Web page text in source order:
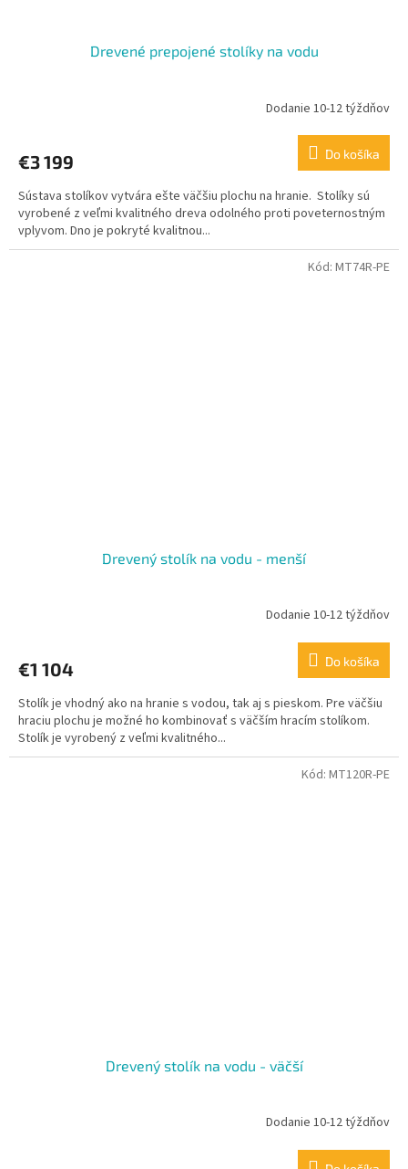
Drevené prepojené stolíky na vodu
Dodanie 10-12 týždňov
€3 199 Do košíka
Sústava stolíkov vytvára ešte väčšiu plochu na hranie. Stolíky sú
vyrobené z veľmi kvalitného dreva odolného proti poveternostným
vplyvom. Dno je pokryté kvalitnou...
Drevený stolík na vodu - menší
Dodanie 10-12 týždňov
€1 104 Do košíka
Stolík je vhodný ako na hranie s vodou, tak aj s pieskom. Pre väčšiu
hraciu plochu je možné ho kombinovať s väčším hracím stolíkom.
Stolík je vyrobený z veľmi kvalitného...
Kód: MT74R-PE
Drevený stolík na vodu - väčší
Dodanie 10-12 týždňov
Kód: MT120R-PE